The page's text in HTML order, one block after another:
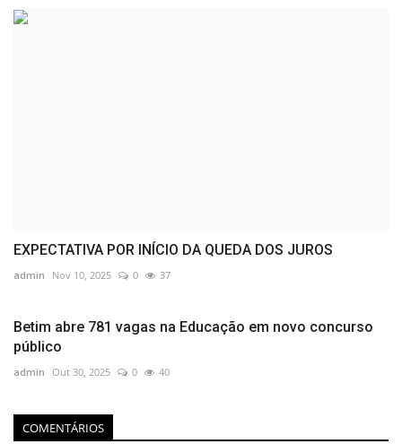
EXPECTATIVA POR INÍCIO DA QUEDA DOS JUROS
admin Nov 10, 2025 0 37
Betim abre 781 vagas na Educação em novo concurso
público
admin Out 30, 2025 0 40
COMENTÁRIOS